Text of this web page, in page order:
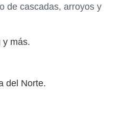
de cascadas, arroyos y
y más.
del Norte.